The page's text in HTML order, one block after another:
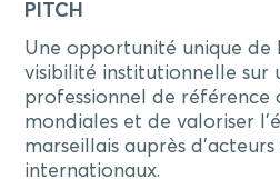
PITCH
Une opportunité unique de
visibilité institutionnelle sur
professionnel de référence
mondiales et de valoriser
marseillais auprès
internationaux.